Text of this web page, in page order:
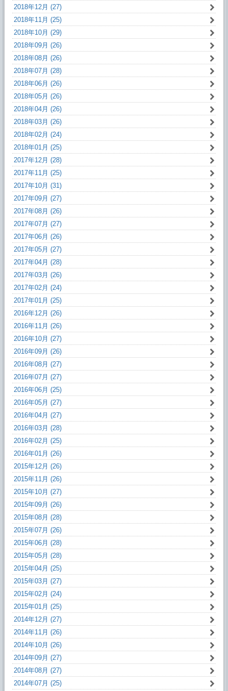
2018年12月 (27)
2018年11月 (25)
2018年10月 (29)
2018年09月 (26)
2018年08月 (26)
2018年07月 (28)
2018年06月 (26)
2018年05月 (26)
2018年04月 (26)
2018年03月 (26)
2018年02月 (24)
2018年01月 (25)
2017年12月 (28)
2017年11月 (25)
2017年10月 (31)
2017年09月 (27)
2017年08月 (26)
2017年07月 (27)
2017年06月 (26)
2017年05月 (27)
2017年04月 (28)
2017年03月 (26)
2017年02月 (24)
2017年01月 (25)
2016年12月 (26)
2016年11月 (26)
2016年10月 (27)
2016年09月 (26)
2016年08月 (27)
2016年07月 (27)
2016年06月 (25)
2016年05月 (27)
2016年04月 (27)
2016年03月 (28)
2016年02月 (25)
2016年01月 (26)
2015年12月 (26)
2015年11月 (26)
2015年10月 (27)
2015年09月 (26)
2015年08月 (28)
2015年07月 (26)
2015年06月 (28)
2015年05月 (28)
2015年04月 (25)
2015年03月 (27)
2015年02月 (24)
2015年01月 (25)
2014年12月 (27)
2014年11月 (26)
2014年10月 (26)
2014年09月 (27)
2014年08月 (27)
2014年07月 (25)